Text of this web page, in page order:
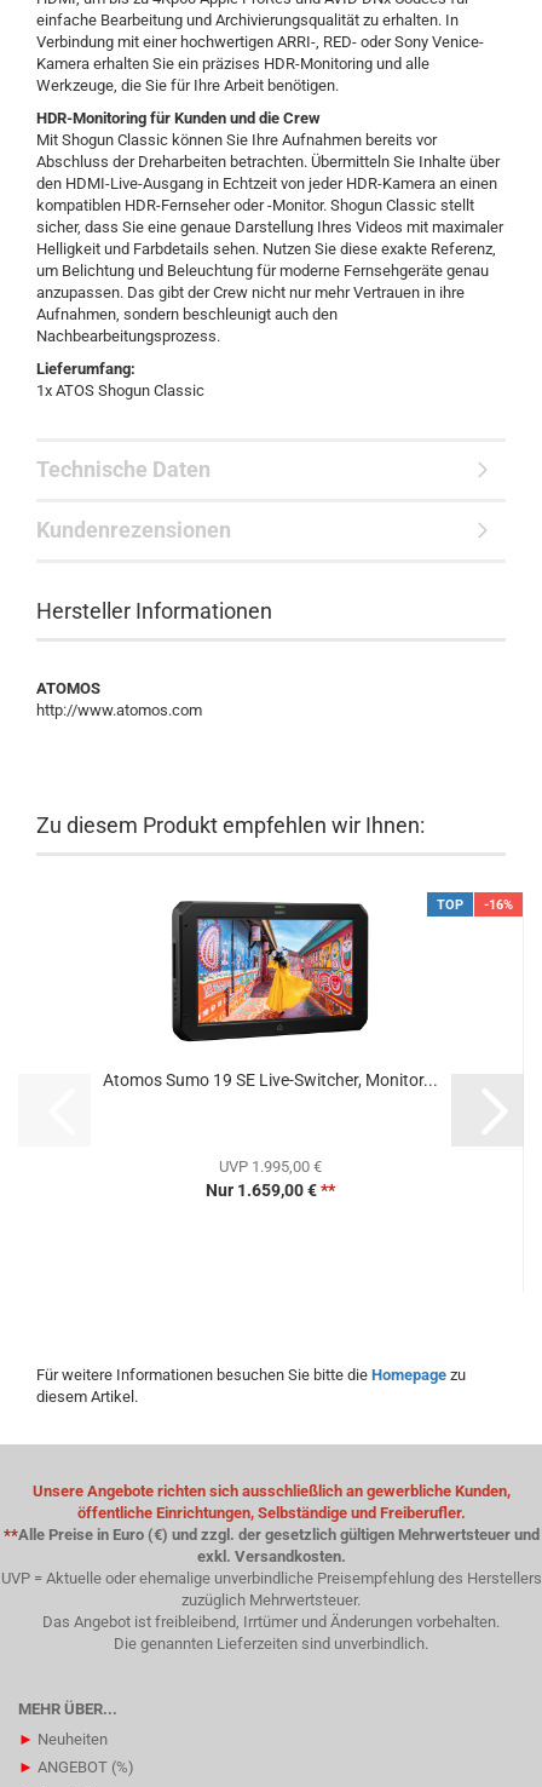
einfache Bearbeitung und Archivierungsqualität zu erhalten. In
Verbindung mit einer hochwertigen ARRI-, RED- oder Sony Venice-
Kamera erhalten Sie ein präzises HDR-Monitoring und alle
Werkzeuge, die Sie für Ihre Arbeit benötigen.
HDR-Monitoring für Kunden und die Crew
Mit Shogun Classic können Sie Ihre Aufnahmen bereits vor
Abschluss der Dreharbeiten betrachten. Übermitteln Sie Inhalte über
den HDMI-Live-Ausgang in Echtzeit von jeder HDR-Kamera an einen
kompatiblen HDR-Fernseher oder -Monitor. Shogun Classic stellt
sicher, dass Sie eine genaue Darstellung Ihres Videos mit maximaler
Helligkeit und Farbdetails sehen. Nutzen Sie diese exakte Referenz,
um Belichtung und Beleuchtung für moderne Fernsehgeräte genau
anzupassen. Das gibt der Crew nicht nur mehr Vertrauen in ihre
Aufnahmen, sondern beschleunigt auch den
Nachbearbeitungsprozess.
Lieferumfang:
1x ATOS Shogun Classic
Technische Daten
Kundenrezensionen
Hersteller Informationen
ATOMOS
http://www.atomos.com
Zu diesem Produkt empfehlen wir Ihnen:
TOP -16%
Atomos Sumo 19 SE Live-Switcher, Monitor...
UVP 1.995,00 €
Nur 1.659,00 €**
Für weitere Informationen besuchen Sie bitte die Homepage zu
diesem Artikel.
Unsere Angebote richten sich ausschließlich an gewerbliche Kunden,
öffentliche Einrichtungen, Selbständige und Freiberufler.
**Alle Preise in Euro (€) und zzgl. der gesetzlich gültigen Mehrwertsteuer und
exkl. Versandkosten.
UVP = Aktuelle oder ehemalige unverbindliche Preisempfehlung des Herstellers
zuzüglich Mehrwertsteuer.
Das Angebot ist freibleibend, Irrtümer und Änderungen vorbehalten.
Die genannten Lieferzeiten sind unverbindlich.
MEHR ÜBER...
► Neuheiten
► ANGEBOT (%)